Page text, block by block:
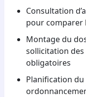
Consultation
pour comparer
Montage du
sollicitation
obligatoires
Planification